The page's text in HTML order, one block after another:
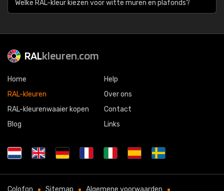
Welke RAL-kleur kiezen voor witte muren en plafonds?
RALkleuren.com
Home
RAL-kleuren
RAL-kleurenwaaier kopen
Blog
Help
Over ons
Contact
Links
Colofon Sitemap Algemene voorwaarden